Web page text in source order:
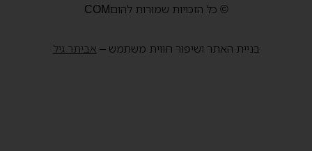
© כל הזכויות שמורות להוםCOM
בניית האתר ושיפור חווית משתמש – אביתר גיל